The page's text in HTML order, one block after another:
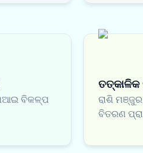
ବିକଳ୍ପ
ରାଶି
ବିତରଣ